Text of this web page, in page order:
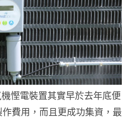
慳電裝置其實早於去年底便
費用，而且更成功集資，最